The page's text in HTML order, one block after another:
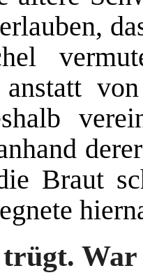
Braut